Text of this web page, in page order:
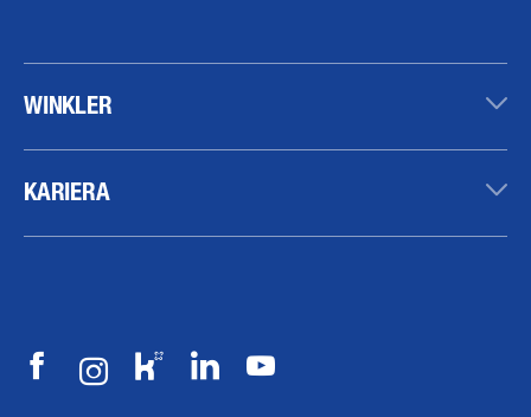
WINKLER
KARIERA